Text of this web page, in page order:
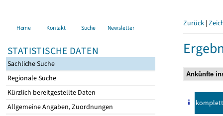
Home Kontakt Suche Newsletter
STATISTISCHE DATEN
Sachliche Suche
Regionale Suche
Kürzlich bereitgestellte Daten
Allgemeine Angaben, Zuordnungen
Zurück |
komplett